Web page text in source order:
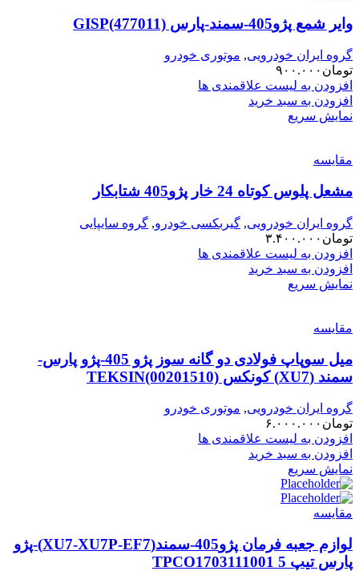
وایر شمع پژو405-سمند-پارس GISP(477011)
گروه ایران خودرویی, موتوری خودرو
تومان ۹۰۰.۰۰۰
افزودن به لیست علاقمندی ها
افزودن به سبد خرید
نمایش سریع
مقایسه
مشعل پلوس کوتاه 24 خار پژو405 شتابکار
گروه ایران خودرویی, گیربکسی خودرو, گروه سایپایی
تومان ۳.۴۰۰.۰۰۰
افزودن به لیست علاقمندی ها
افزودن به سبد خرید
نمایش سریع
مقایسه
میل سوپاپ فولادی دو گانه سوز پژو 405-پژو پارس-
سمند (XU7) کونکس TEKSIN(00201510)
گروه ایران خودرویی, موتوری خودرو
تومان ۶.۰۰۰.۰۰۰
افزودن به لیست علاقمندی ها
افزودن به سبد خرید
نمایش سریع
مقایسه
لوازم جعبه فرمان پژو405-سمند(XU7-XU7P-EF7)-پژو
پارس تیپ 5 TPCO1703111001